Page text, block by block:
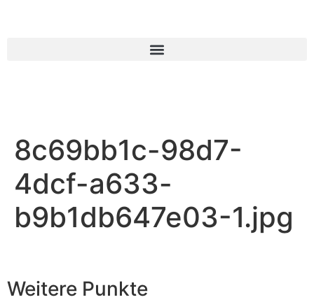
8c69bb1c-98d7-
4dcf-a633-
b9b1db647e03-1.jpg
Weitere Punkte